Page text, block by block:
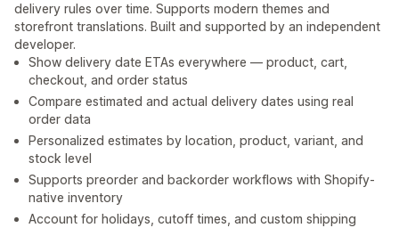
delivery rules over time. Supports modern themes and
storefront translations. Built and supported by an independent
developer.
Show delivery date ETAs everywhere — product, cart,
checkout, and order status
Compare estimated and actual delivery dates using real
order data
Personalized estimates by location, product, variant, and
stock level
Supports preorder and backorder workflows with Shopify-
native inventory
Account for holidays, cutoff times, and custom shipping